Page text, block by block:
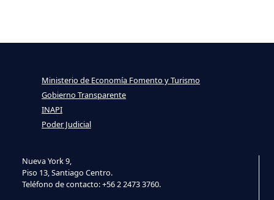
Nueva York 9,
Piso 13, Santiago Centro.
Teléfono de contacto: +56 2 2473 3760.
Ministerio de Economía Fomento y Turismo
Gobierno Transparente
INAPI
Poder Judicial